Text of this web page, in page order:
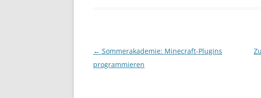
Beitragsnavigation
← Sommerakademie: Minecraft-Plugins
programmieren